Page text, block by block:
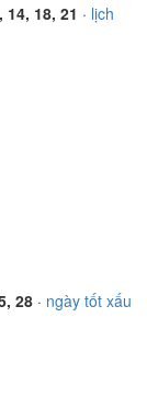
14, 18, 21 · lịch
28 · ngày tốt xấu